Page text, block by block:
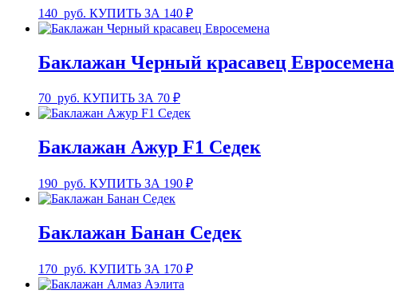
140 руб. КУПИТЬ ЗА 140 ₽
Баклажан Черный красавец Евросемена
70 руб. КУПИТЬ ЗА 70 ₽
Баклажан Ажур F1 Седек
190 руб. КУПИТЬ ЗА 190 ₽
Баклажан Банан Седек
170 руб. КУПИТЬ ЗА 170 ₽